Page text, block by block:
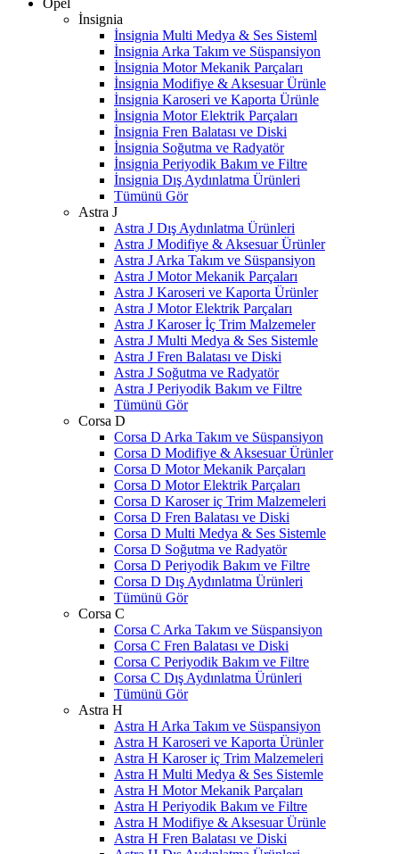
Opel
İnsignia
İnsignia Multi Medya & Ses Sisteml
İnsignia Arka Takım ve Süspansiyon
İnsignia Motor Mekanik Parçaları
İnsignia Modifiye & Aksesuar Ürünle
İnsignia Karoseri ve Kaporta Ürünle
İnsignia Motor Elektrik Parçaları
İnsignia Fren Balatası ve Diski
İnsignia Soğutma ve Radyatör
İnsignia Periyodik Bakım ve Filtre
İnsignia Dış Aydınlatma Ürünleri
Tümünü Gör
Astra J
Astra J Dış Aydınlatma Ürünleri
Astra J Modifiye & Aksesuar Ürünler
Astra J Arka Takım ve Süspansiyon
Astra J Motor Mekanik Parçaları
Astra J Karoseri ve Kaporta Ürünler
Astra J Motor Elektrik Parçaları
Astra J Karoser İç Trim Malzemeler
Astra J Multi Medya & Ses Sistemle
Astra J Fren Balatası ve Diski
Astra J Soğutma ve Radyatör
Astra J Periyodik Bakım ve Filtre
Tümünü Gör
Corsa D
Corsa D Arka Takım ve Süspansiyon
Corsa D Modifiye & Aksesuar Ürünler
Corsa D Motor Mekanik Parçaları
Corsa D Motor Elektrik Parçaları
Corsa D Karoser iç Trim Malzemeleri
Corsa D Fren Balatası ve Diski
Corsa D Multi Medya & Ses Sistemle
Corsa D Soğutma ve Radyatör
Corsa D Periyodik Bakım ve Filtre
Corsa D Dış Aydınlatma Ürünleri
Tümünü Gör
Corsa C
Corsa C Arka Takım ve Süspansiyon
Corsa C Fren Balatası ve Diski
Corsa C Periyodik Bakım ve Filtre
Corsa C Dış Aydınlatma Ürünleri
Tümünü Gör
Astra H
Astra H Arka Takım ve Süspansiyon
Astra H Karoseri ve Kaporta Ürünler
Astra H Karoser iç Trim Malzemeleri
Astra H Multi Medya & Ses Sistemle
Astra H Motor Mekanik Parçaları
Astra H Periyodik Bakım ve Filtre
Astra H Modifiye & Aksesuar Ürünle
Astra H Fren Balatası ve Diski